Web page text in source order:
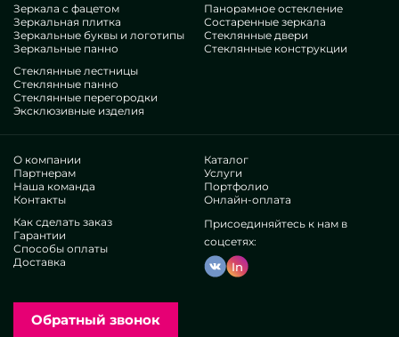
фацетом и до неисчислимых аксессуаров.
Компетенции нашей группы
профилей. У всех многолетние стаж, что удовлетворит даже
неугодливых контрагентов. Ежедневно корпят над
прокачкой специализированных компетенций, учитывают,
как ориентироваться в проблемных ситуациях. Выдадут и
соберут Зеркало настенное с фацетом 300х600 мм под ключ.
Завоевали авторитет у бесчисленных популярных
сообществ и единичных покупателей. Каскад отличных
рекомендаций —узнайте самолично.
Трудимся без прокси, это позволяет прорабатывать
логистические процессы, выпускать все живее, урезать
тарификацию. Из-за этого специзделия и сервисы на
манер настенных зеркал 300х600 мм с фацетом
Домашнее производство пособляет запускать
нестандартные интерпретации, осуществлять
Зеркала с фацетом
Зеркальная плитка
Зеркальные буквы и логотипы
Зеркальные панно
Панорамное остекление
Состаренные зеркала
Стеклянные двери
Стеклянные конструкции
Стеклянные лестницы
Стеклянные панно
Стеклянные перегородки
Эксклюзивные изделия
О компании
Партнерам
Наша команда
Контакты
Каталог
Услуги
Портфолио
Онлайн-оплата
Как сделать заказ
Гарантии
Способы оплаты
Доставка
Присоединяйтесь к нам в
соцсетях:
In
Обратный звонок